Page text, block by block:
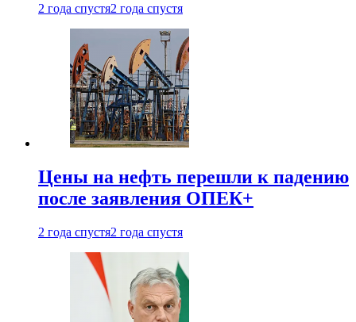
2 года спустя2 года спустя
Цены на нефть перешли к падению
после заявления ОПЕК+
2 года спустя2 года спустя